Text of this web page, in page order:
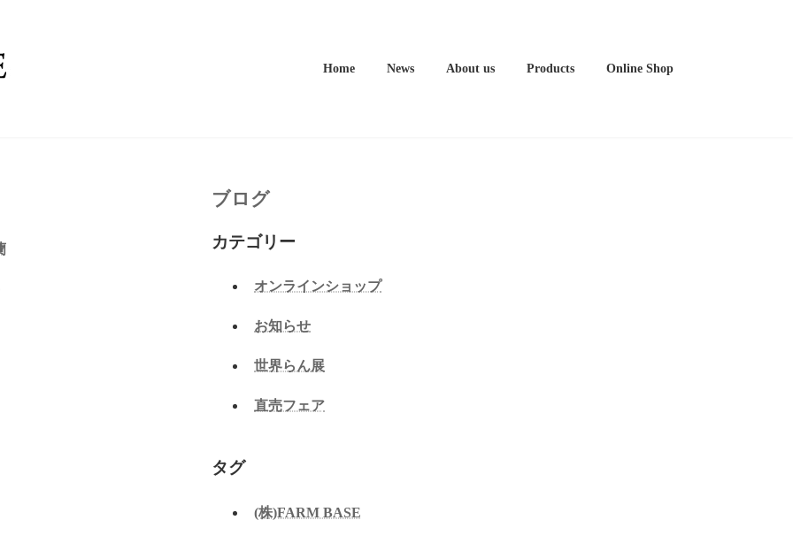
Home News About us Products Online Shop
ブログ
カテゴリー
オンラインショップ
お知らせ
世界らん展
直売フェア
タグ
(株)FARM BASE